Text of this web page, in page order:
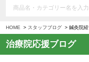
HOME スタッフブログ 鍼灸院
治療院応援ブログ